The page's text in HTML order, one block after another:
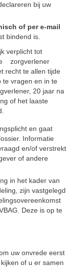
bij uw
of per e-mail
bindend is.
verplicht tot
zorgverlener
recht te allen tijde
te vragen en in te
20 jaar na
of het laaste
en gaat
Informatie
en/of verstrekt
of andere
in het kader van
zijn vastgelegd
Deze is op te
uw onvrede eerst
of u er samen